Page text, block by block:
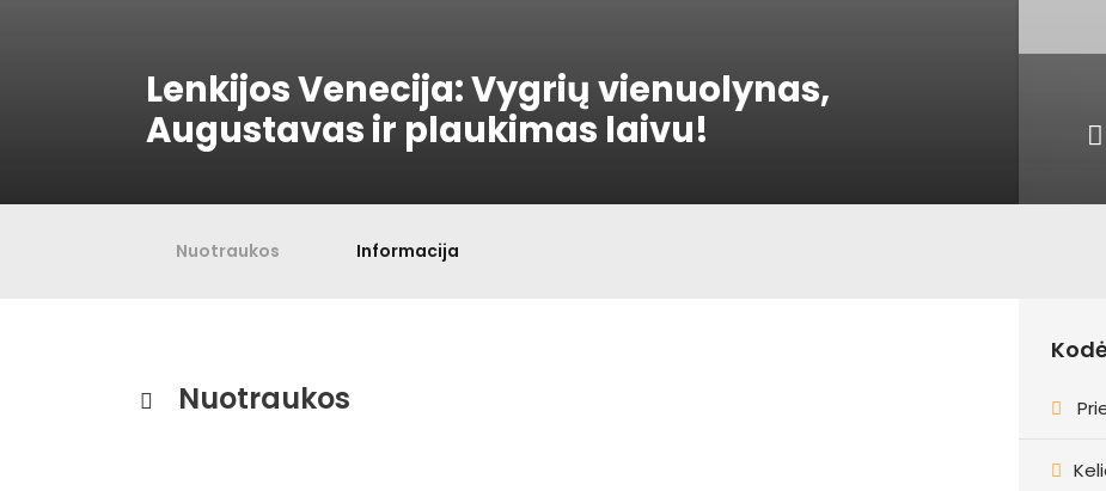
Lenkijos Venecija: Vygrių vienuolynas,
Augustavas ir plaukimas laivu!
Nuotraukos Informacija
Nuotraukos